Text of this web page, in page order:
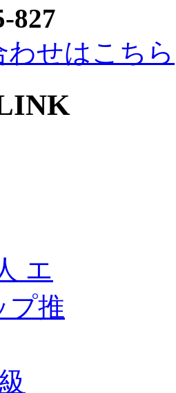
827
わせはこちら